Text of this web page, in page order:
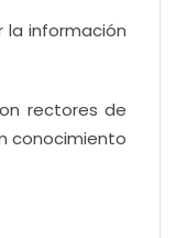
la información
rectores de
conocimiento